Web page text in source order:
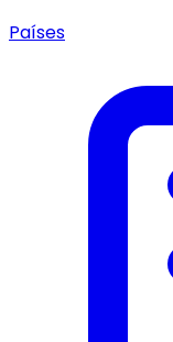
Países